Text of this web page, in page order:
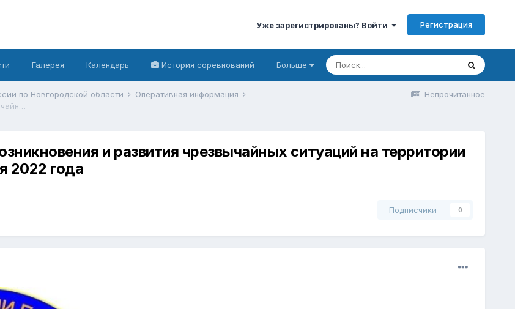
Уже зарегистрированы? Войти Регистрация
Галерея Календарь История соревнований Больше
Непрочитанное
по Новгородской области
Оперативная информация
Ежедневный оперативный прогноз возникновения и развития чрезвычайных ситуаций на территории Новгородской области на 20 декабря 2022 года
и развития чрезвычайных ситуаций на территории
2022 года
Подписчики 0